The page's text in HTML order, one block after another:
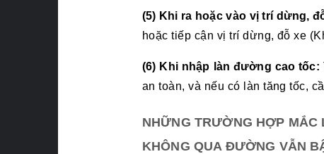
(5) Khi ra hoặc vào vị trí dừng,
hoặc tiếp cận vị trí dừng, đỗ xe
(6) Khi nhập làn đường cao tốc:
an toàn, và nếu có làn tăng tốc,
NHỮNG TRƯỜNG HỢP
KHÔNG QUA ĐƯỜNG VẪN